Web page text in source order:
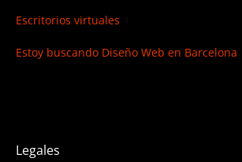
Escritorios virtuales
Estoy buscando Diseño Web en Barcelona
Legales